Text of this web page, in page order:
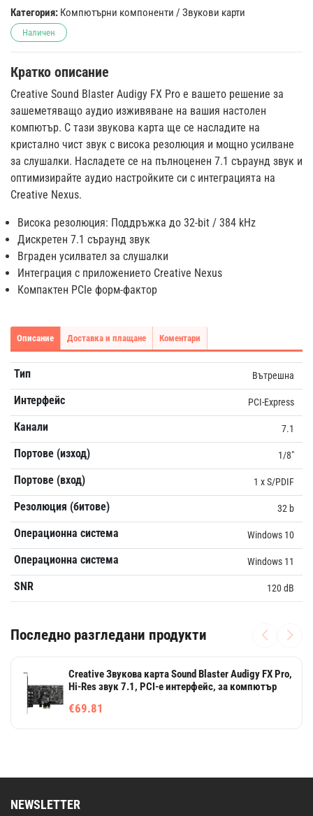
Категория: Компютърни компоненти / Звукови карти
Наличен
Кратко описание
Creative Sound Blaster Audigy FX Pro е вашето решение за
зашеметяващо аудио изживяване на вашия настолен
компютър. С тази звукова карта ще се насладите на
кристално чист звук с висока резолюция и мощно усилване
за слушалки. Насладете се на пълноценен 7.1 съраунд звук и
оптимизирайте аудио настройките си с интеграцията на
Creative Nexus.
Висока резолюция: Поддръжка до 32-bit / 384 kHz
Дискретен 7.1 съраунд звук
Вграден усилвател за слушалки
Интеграция с приложението Creative Nexus
Компактен PCIe форм-фактор
Описание Доставка и плащане Коментари
Тип Вътрешна
Интерфейс PCI-Express
Канали 7.1
Портове (изход) 1/8"
Портове (вход) 1 x S/PDIF
Резолюция (битове) 32 b
Операционна система Windows 10
Операционна система Windows 11
SNR 120 dB
Последно разгледани продукти
Creative Звукова карта Sound Blaster Audigy FX Pro,
Hi-Res звук 7.1, PCI-e интерфейс, за компютър
€69.81
NEWSLETTER